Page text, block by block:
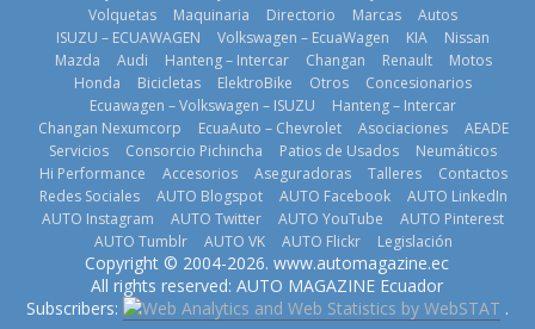
prueban flota
que usa
gasolina 100%
renovable
25 de julio de
2026
provincias en 8
días
1 de agosto de
2026
La FEDAK
recibe 12
Sinotruk
permanece
varios días sin
usar?
3 de agosto de
2026
La FEDAK
recibe 12
Volquetas
Maquinaria Directorio Marcas
Autos
ISUZU – ECUAWAGEN
Volkswagen – EcuaWagen KIA
Nissan
Mazda
Audi Hanteng – Intercar Changan Renault
Motos
Honda
Bicicletas ElektroBike Otros
Concesionarios
Ecuawagen – Volkswagen – ISUZU
Hanteng – Intercar
Changan Nexumcorp
EcuaAuto – Chevrolet Asociaciones
AEADE
Servicios
Consorcio Pichincha Patios de Usados
Neumáticos
Hi Performance
Accesorios Aseguradoras Talleres
Contactos
Redes Sociales
AUTO Blogspot AUTO Facebook
AUTO LinkedIn
AUTO Instagram
AUTO Twitter AUTO YouTube
AUTO Pinterest
AUTO Tumblr
AUTO VK AUTO Flickr Legislación
Copyright © 2004-2026. www.automagazine.ec
All rights reserved: AUTO MAGAZINE Ecuador
Subscribers:
.